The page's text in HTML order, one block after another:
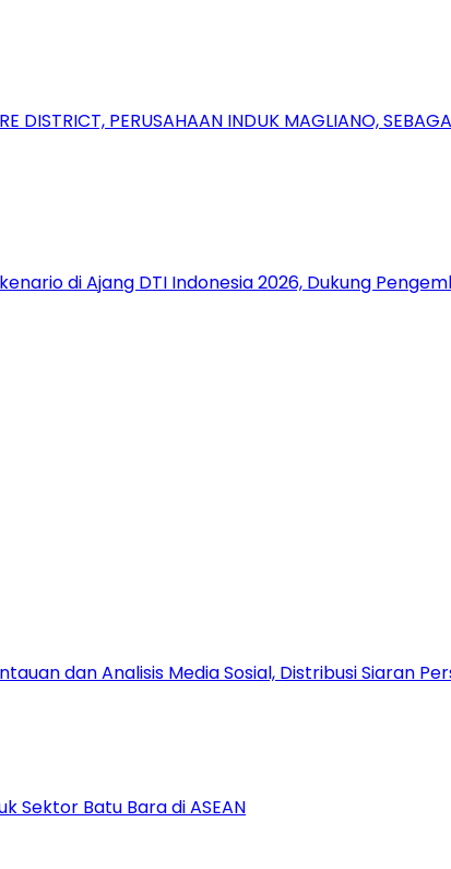
DISTRICT, PERUSAHAAN INDUK MAGLIANO,
di Ajang DTI Indonesia 2026, Dukung
dan Analisis Media Sosial, Distribusi Siaran
Sektor Batu Bara di ASEAN